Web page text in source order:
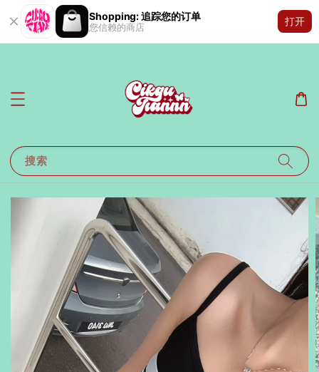
Shopping: 追踪您的订单
您信赖的商店
打开
搜索